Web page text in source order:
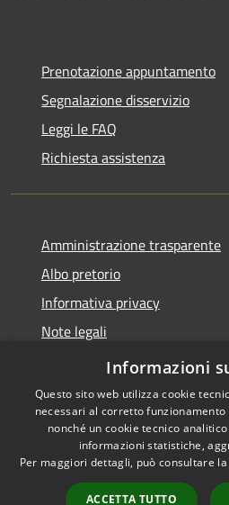
Prenotazione appuntamento
Segnalazione disservizio
Leggi le FAQ
Richiesta assistenza
Amministrazione trasparente
Albo pretorio
Informativa privacy
Note legali
Dichiarazione di accessibilità
Accessibilità
Informazioni
Questo sito web utilizza cookie
necessari al corretto
nonché un cookie tecnico
informazioni statistiche,
Per maggiori dettagli, può consultare
ACCETTA TUTTO